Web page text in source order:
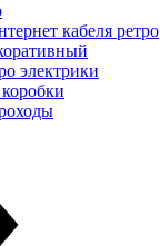
кабеля ретро
электрики